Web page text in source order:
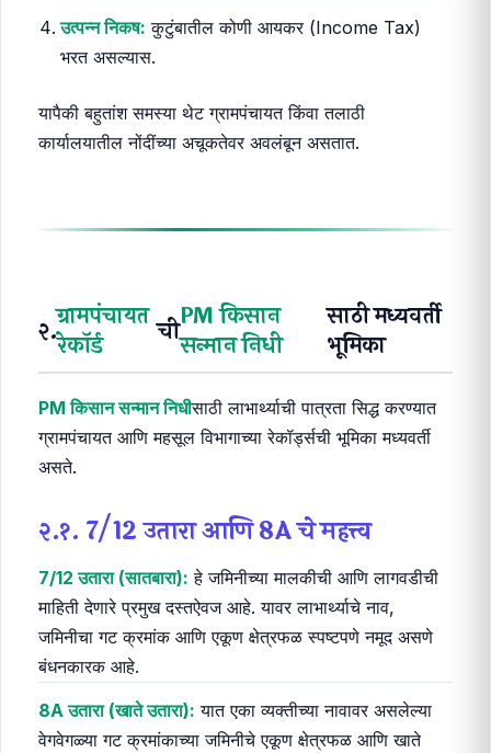
उत्पन्न निकष: कुटुंबातील कोणी आयकर (Income Tax)
भरत असल्यास.
यापैकी बहुतांश समस्या थेट ग्रामपंचायत किंवा तलाठी
कार्यालयातील नोंदींच्या अचूकतेवर अवलंबून असतात.
२.ग्रामपंचायत
रेकॉर्ड
चीPM किसान
सन्मान निधी
साठी मध्यवर्ती
भूमिका
PM किसान सन्मान निधीसाठी लाभार्थ्याची पात्रता सिद्ध करण्यात
ग्रामपंचायत आणि महसूल विभागाच्या रेकॉर्ड्सची भूमिका मध्यवर्ती
असते.
२.१. 7/12 उतारा आणि 8A चे महत्त्व
7/12 उतारा (सातबारा): हे जमिनीच्या मालकीची आणि लागवडीची
माहिती देणारे प्रमुख दस्तऐवज आहे. यावर लाभार्थ्याचे नाव,
जमिनीचा गट क्रमांक आणि एकूण क्षेत्रफळ स्पष्टपणे नमूद असणे
बंधनकारक आहे.
8A उतारा (खाते उतारा): यात एका व्यक्तीच्या नावावर असलेल्या
वेगवेगळ्या गट क्रमांकाच्या जमिनीचे एकूण क्षेत्रफळ आणि खाते